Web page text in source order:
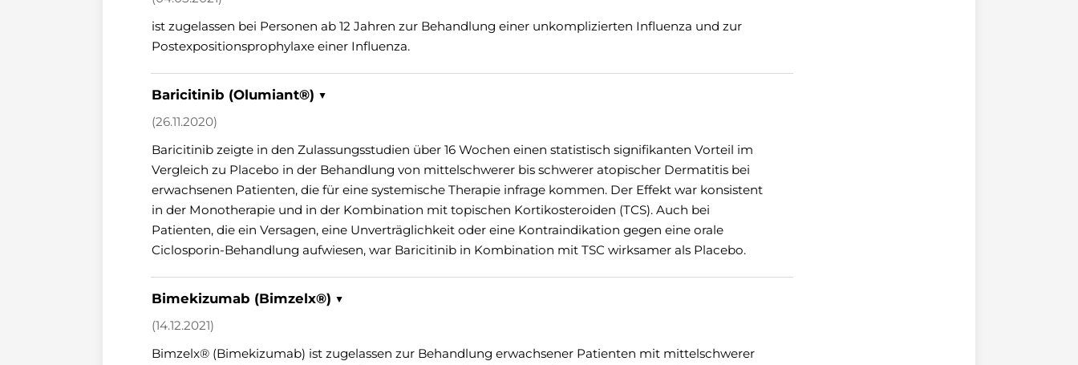
ist zugelassen bei Personen ab 12 Jahren zur Behandlung einer unkomplizierten Influenza und zur
Postexpositionsprophylaxe einer Influenza.
Baricitinib (Olumiant®) ▼
(26.11.2020)
Baricitinib zeigte in den Zulassungsstudien über 16 Wochen einen statistisch signifikanten Vorteil im
Vergleich zu Placebo in der Behandlung von mittelschwerer bis schwerer atopischer Dermatitis bei
erwachsenen Patienten, die für eine systemische Therapie infrage kommen. Der Effekt war konsistent
in der Monotherapie und in der Kombination mit topischen Kortikosteroiden (TCS). Auch bei
Patienten, die ein Versagen, eine Unverträglichkeit oder eine Kontraindikation gegen eine orale
Ciclosporin-Behandlung aufwiesen, war Baricitinib in Kombination mit TSC wirksamer als Placebo.
Bimekizumab (Bimzelx®) ▼
(14.12.2021)
Bimzelx® (Bimekizumab) ist zugelassen zur Behandlung erwachsener Patienten mit mittelschwerer